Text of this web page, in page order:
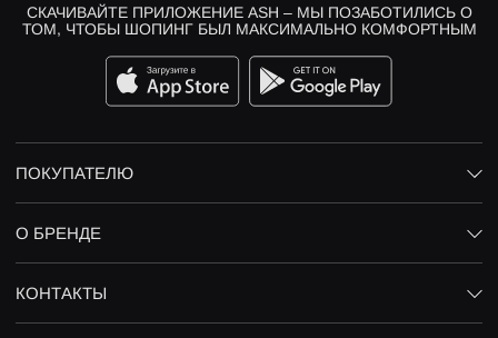
СКАЧИВАЙТЕ ПРИЛОЖЕНИЕ ASH – МЫ ПОЗАБОТИЛИСЬ О
ТОМ, ЧТОБЫ ШОПИНГ БЫЛ МАКСИМАЛЬНО КОМФОРТНЫМ
ПОКУПАТЕЛЮ
О БРЕНДЕ
КОНТАКТЫ